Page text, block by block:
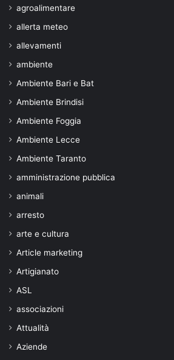
agroalimentare
allerta meteo
allevamenti
ambiente
Ambiente Bari e Bat
Ambiente Brindisi
Ambiente Foggia
Ambiente Lecce
Ambiente Taranto
amministrazione pubblica
animali
arresto
arte e cultura
Article marketing
Artigianato
ASL
associazioni
Attualità
Aziende